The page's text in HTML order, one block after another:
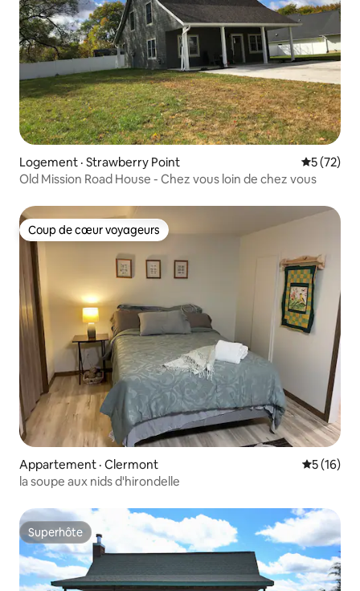
Logement · Strawberry Point Note
5 (72)
Old Mission Road House - Chez vous loin de chez vous
Coup de cœur voyageurs
Coup de cœur voyageurs
Appartement · Clermont Note
5 (16)
la soupe aux nids d'hirondelle
Superhôte
Superhôte